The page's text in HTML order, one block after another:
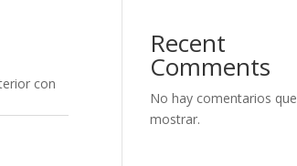
con
Recent
Comments
No hay comentarios que
mostrar.